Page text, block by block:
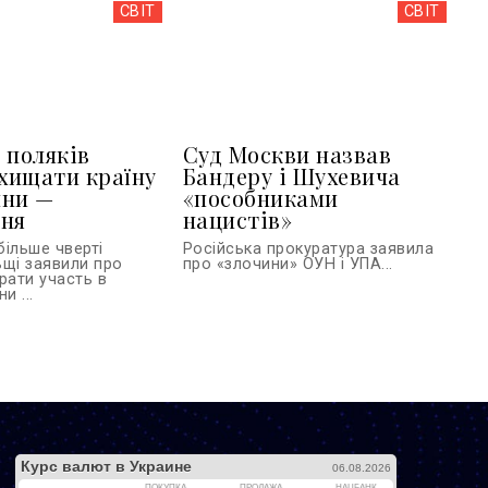
СВІТ
країну
—
чверті
заявили про
участь в
...
СВІТ
Суд Москви назвав
Бандеру і Шухевича
«пособниками
нацистів»
Російська прокуратура заявила
про «злочини» ОУН і УПА...